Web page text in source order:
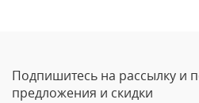
Ваше Имя
Подпишитесь на рассылку и
предложения и скидки